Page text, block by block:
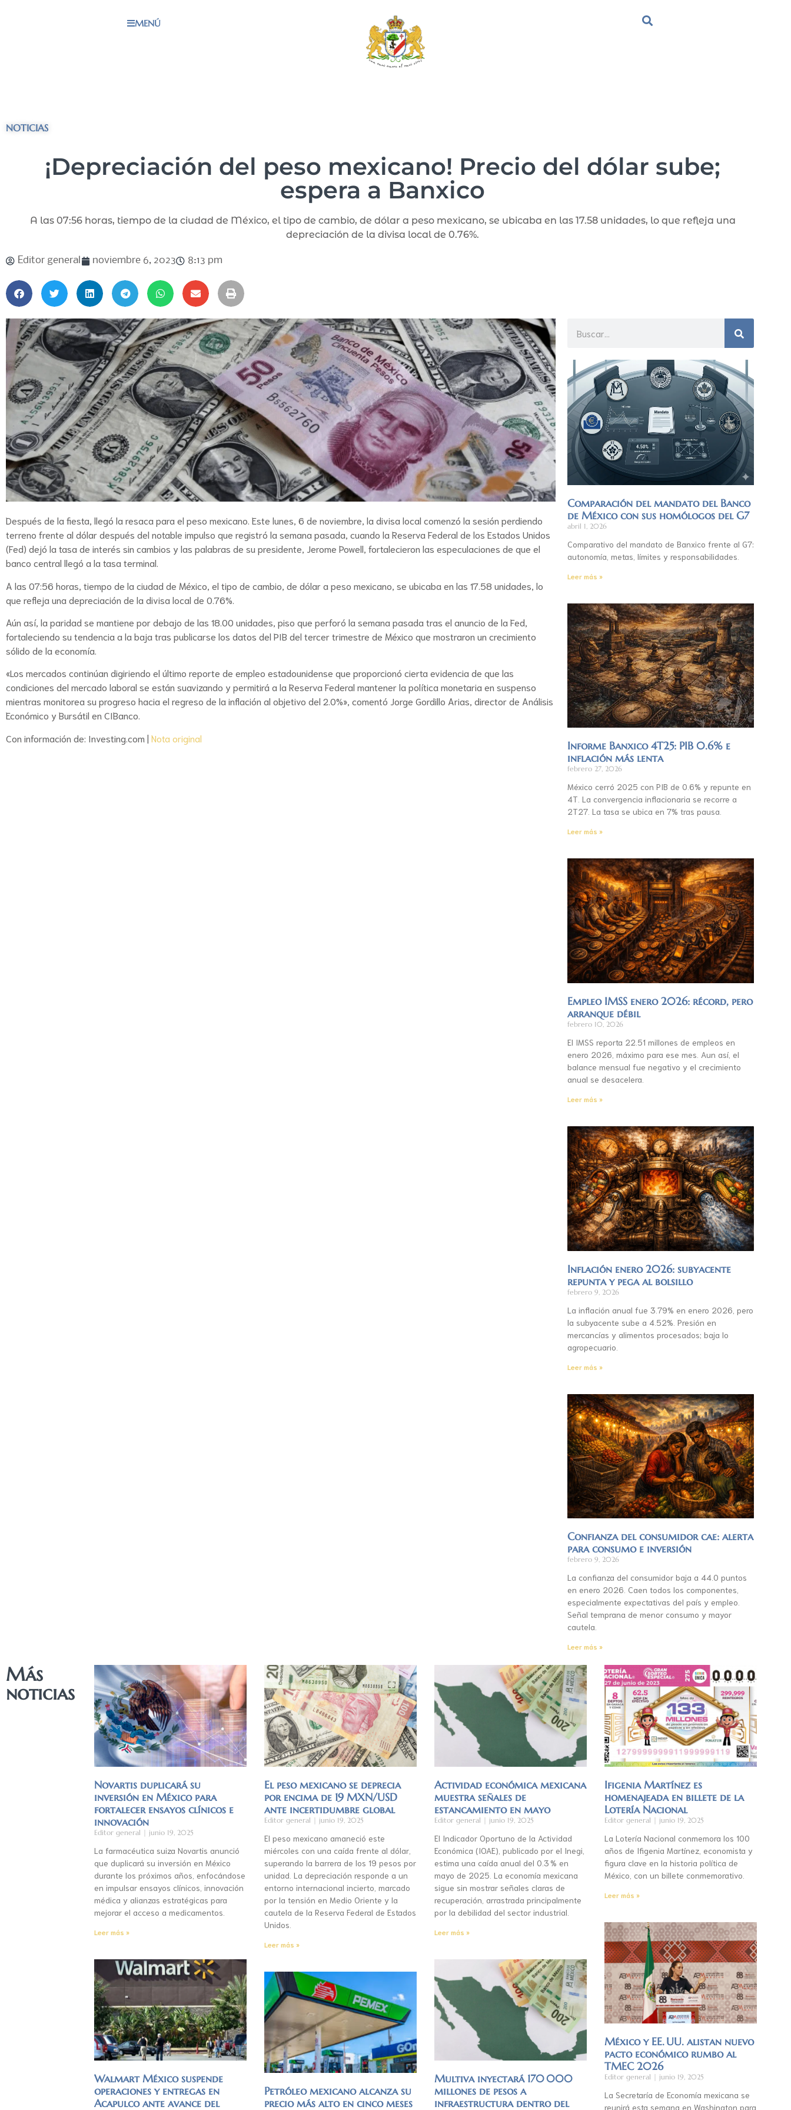
MENÚ
NOTICIAS
¡Depreciación del peso mexicano! Precio del dólar sube;
espera a Banxico
A las 07:56 horas, tiempo de la ciudad de México, el tipo de cambio, de dólar a peso mexicano, se ubicaba en las 17.58 unidades, lo que refleja una
depreciación de la divisa local de 0.76%.
Editor general noviembre 6, 2023 8:13 pm
Después de la fiesta, llegó la resaca para el peso mexicano. Este lunes, 6 de noviembre, la divisa local comenzó la sesión perdiendo
terreno frente al dólar después del notable impulso que registró la semana pasada, cuando la Reserva Federal de los Estados Unidos
(Fed) dejó la tasa de interés sin cambios y las palabras de su presidente, Jerome Powell, fortalecieron las especulaciones de que el
banco central llegó a la tasa terminal.
A las 07:56 horas, tiempo de la ciudad de México, el tipo de cambio, de dólar a peso mexicano, se ubicaba en las 17.58 unidades, lo
que refleja una depreciación de la divisa local de 0.76%.
Aún así, la paridad se mantiene por debajo de las 18.00 unidades, piso que perforó la semana pasada tras el anuncio de la Fed,
fortaleciendo su tendencia a la baja tras publicarse los datos del PIB del tercer trimestre de México que mostraron un crecimiento
sólido de la economía.
«Los mercados continúan digiriendo el último reporte de empleo estadounidense que proporcionó cierta evidencia de que las
condiciones del mercado laboral se están suavizando y permitirá a la Reserva Federal mantener la política monetaria en suspenso
mientras monitorea su progreso hacia el regreso de la inflación al objetivo del 2.0%», comentó Jorge Gordillo Arias, director de Análisis
Económico y Bursátil en CIBanco.
Con información de: Investing.com | Nota original
Comparación del mandato del Banco
de México con sus homólogos del G7
abril 1, 2026
Comparativo del mandato de Banxico frente al G7:
autonomía, metas, límites y responsabilidades.
Leer más »
Informe Banxico 4T25: PIB 0.6% e
inflación más lenta
febrero 27, 2026
México cerró 2025 con PIB de 0.6% y repunte en
4T. La convergencia inflacionaria se recorre a
2T27. La tasa se ubica en 7% tras pausa.
Leer más »
Empleo IMSS enero 2026: récord, pero
arranque débil
febrero 10, 2026
El IMSS reporta 22.51 millones de empleos en
enero 2026, máximo para ese mes. Aun así, el
balance mensual fue negativo y el crecimiento
anual se desacelera.
Leer más »
Inflación enero 2026: subyacente
repunta y pega al bolsillo
febrero 9, 2026
La inflación anual fue 3.79% en enero 2026, pero
la subyacente sube a 4.52%. Presión en
mercancías y alimentos procesados; baja lo
agropecuario.
Leer más »
Confianza del consumidor cae: alerta
para consumo e inversión
febrero 9, 2026
La confianza del consumidor baja a 44.0 puntos
en enero 2026. Caen todos los componentes,
especialmente expectativas del país y empleo.
Señal temprana de menor consumo y mayor
cautela.
Leer más »
Más
noticias
Novartis duplicará su
inversión en México para
fortalecer ensayos clínicos e
innovación
Editor general junio 19, 2025
La farmacéutica suiza Novartis anunció
que duplicará su inversión en México
durante los próximos años, enfocándose
en impulsar ensayos clínicos, innovación
médica y alianzas estratégicas para
mejorar el acceso a medicamentos.
Leer más »
El peso mexicano se deprecia
por encima de 19 MXN/USD
ante incertidumbre global
Editor general junio 19, 2025
El peso mexicano amaneció este
miércoles con una caída frente al dólar,
superando la barrera de los 19 pesos por
unidad. La depreciación responde a un
entorno internacional incierto, marcado
por la tensión en Medio Oriente y la
cautela de la Reserva Federal de Estados
Unidos.
Leer más »
Actividad económica mexicana
muestra señales de
estancamiento en mayo
Editor general junio 19, 2025
El Indicador Oportuno de la Actividad
Económica (IOAE), publicado por el Inegi,
estima una caída anual del 0.3 % en
mayo de 2025. La economía mexicana
sigue sin mostrar señales claras de
recuperación, arrastrada principalmente
por la debilidad del sector industrial.
Leer más »
Ifigenia Martínez es
homenajeada en billete de la
Lotería Nacional
Editor general junio 19, 2025
La Lotería Nacional conmemora los 100
años de Ifigenia Martínez, economista y
figura clave en la historia política de
México, con un billete conmemorativo.
Leer más »
Walmart México suspende
operaciones y entregas en
Acapulco ante avance del
Petróleo mexicano alcanza su
precio más alto en cinco meses
Multiva inyectará 170 000
millones de pesos a
infraestructura dentro del
México y EE. UU. alistan nuevo
pacto económico rumbo al
TMEC 2026
Editor general junio 19, 2025
La Secretaría de Economía mexicana se
reunirá esta semana en Washington para